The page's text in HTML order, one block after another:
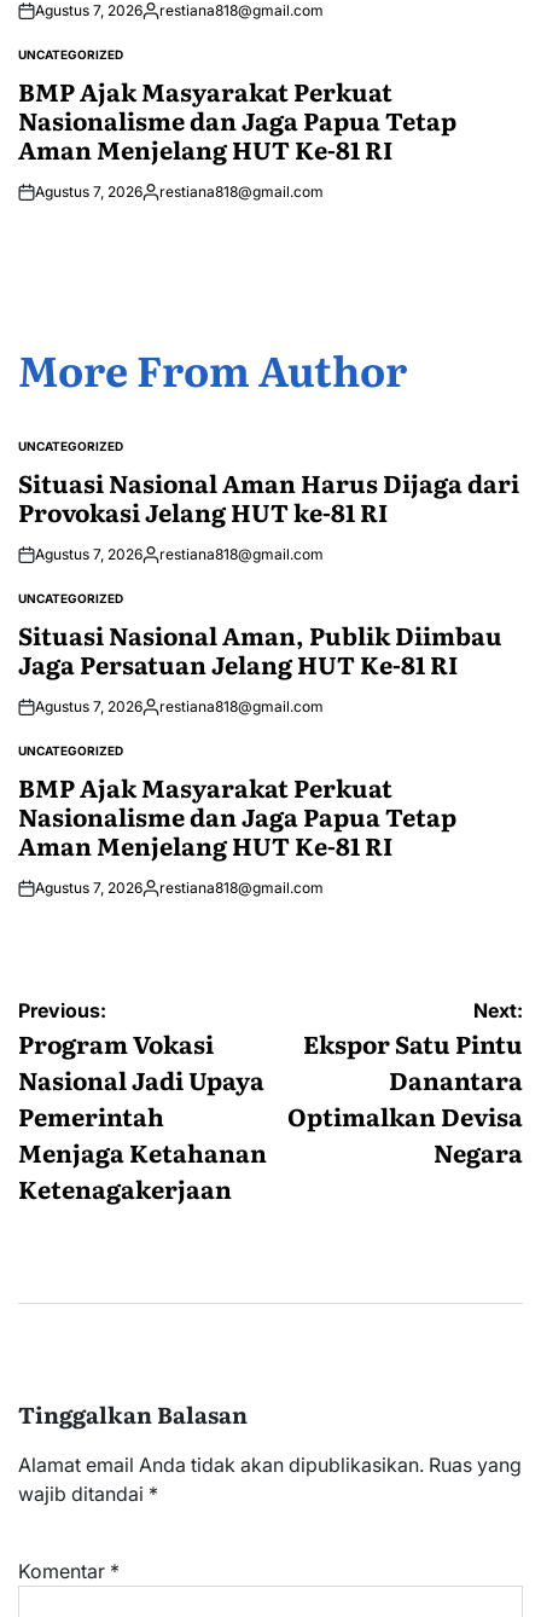
Agustus 7, 2026Posted
restiana818@gmail.com
POSTED
UNCATEGORIZED
BMP Ajak Masyarakat Perkuat
Nasionalisme dan Jaga Papua Tetap
Aman Menjelang HUT Ke-81 RI
Agustus 7, 2026Posted
restiana818@gmail.com
More From Author
POSTED
IN
UNCATEGORIZED
Situasi Nasional Aman Harus Dijaga dari
Provokasi Jelang HUT ke-81 RI
Agustus 7, 2026Posted
restiana818@gmail.com
POSTED
IN
UNCATEGORIZED
Situasi Nasional Aman, Publik Diimbau
Jaga Persatuan Jelang HUT Ke-81 RI
Agustus 7, 2026Posted
restiana818@gmail.com
POSTED
UNCATEGORIZED
BMP Ajak Masyarakat Perkuat
Nasionalisme dan Jaga Papua Tetap
Aman Menjelang HUT Ke-81 RI
Agustus 7, 2026Posted
restiana818@gmail.com
Navigasi
pos
Previous:
Program Vokasi
Nasional Jadi Upaya
Pemerintah
Menjaga Ketahanan
Ketenagakerjaan
Next:
Ekspor Satu Pintu
Danantara
Optimalkan Devisa
Negara
Tinggalkan Balasan
Alamat email Anda tidak akan dipublikasikan. Ruas yang
wajib ditandai *
Komentar *